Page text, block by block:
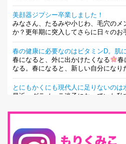
美顔器ジプシー卒業しました！
みなさん、たるみや小じわ、毛穴のメ
か？更年期に突入してさらに日々のお
春の健康に必要なのはビタミンD。肌
春になると、外に出かけたくなる
春
なる。春になると、新しい自分になり
とにもかくにも現代人に足りないのは
最近、グラノーラ迷子になっていた
腸内環境を整えることは、健康維持の
は思っています。 ヒトの免...